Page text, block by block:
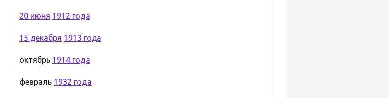
20 июня 1912 года
15 декабря 1913 года
октябрь 1914 года
февраль 1932 года